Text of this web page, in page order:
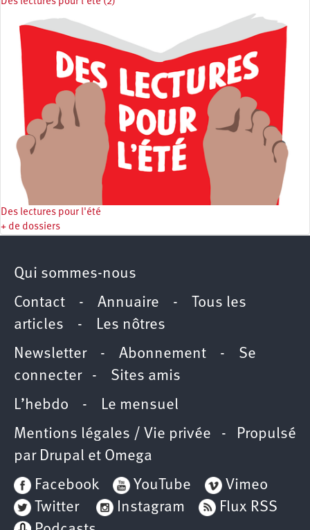
Des lectures pour l'été
+ de dossiers
Qui sommes-nous
Contact - Annuaire -
Tous les
articles - Les nôtres
Newsletter- Abonnement - Se
connecter- Sites amis
L’hebdo - Le mensuel
Mentions légales / Vie privée - Propulsé
par Drupal et Omega
Facebook
YouTube
Vimeo
Twitter
Instagram
Flux RSS